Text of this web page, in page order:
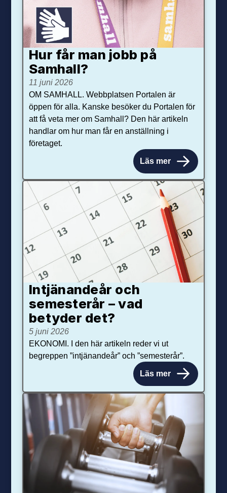
Hur får man jobb på
Samhall?
11 juni 2026
OM SAMHALL. Webbplatsen Portalen är
öppen för alla. Kanske besöker du Portalen för
att få veta mer om Samhall? Den här artikeln
handlar om hur man får en anställning i
företaget.
Läs mer
Intjänandeår och
semesterår – vad
betyder det?
5 juni 2026
EKONOMI. I den här artikeln reder vi ut
begreppen ”intjänandeår” och ”semesterår”.
Läs mer